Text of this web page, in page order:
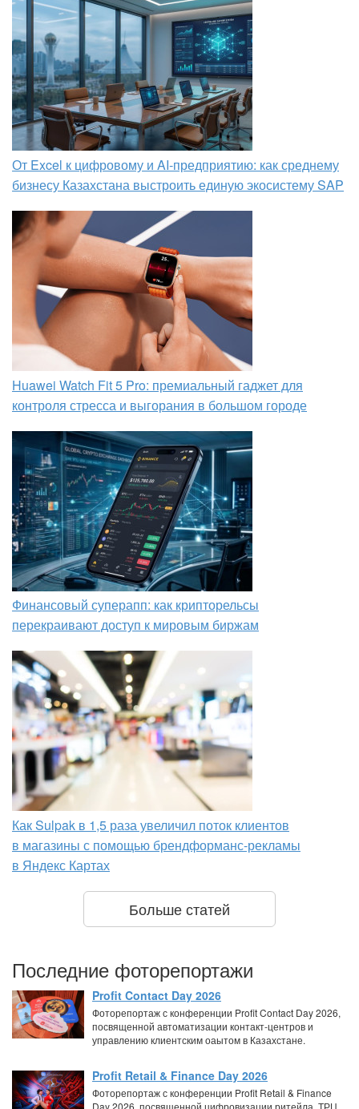
От Excel к цифровому и AI‑предприятию: как среднему
бизнесу Казахстана выстроить единую экосистему SAP
Huawei Watch Fit 5 Pro: премиальный гаджет для
контроля стресса и выгорания в большом городе
Финансовый суперапп: как крипторельсы
перекраивают доступ к мировым биржам
Как Sulpak в 1,5 раза увеличил поток клиентов
в магазины с помощью брендформанс-рекламы
в Яндекс Картах
Больше статей
Последние фоторепортажи
Profit Contact Day 2026
Фоторепортаж с конференции Profit Contact Day 2026,
посвященной автоматизации контакт-центров и
управлению клиентским оаытом в Казахстане.
Profit Retail & Finance Day 2026
Фоторепортаж с конференции Profit Retail & Finance
Day 2026, посвященной цифровизации ритейла, ТРЦ,